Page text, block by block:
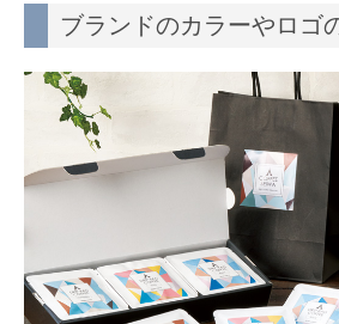
ブランドのカラーやロゴ